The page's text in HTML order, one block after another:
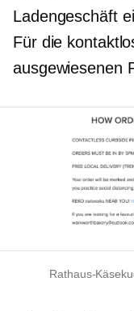
Ladengeschäft
Für die
ausgewiesenen
Rathaus-